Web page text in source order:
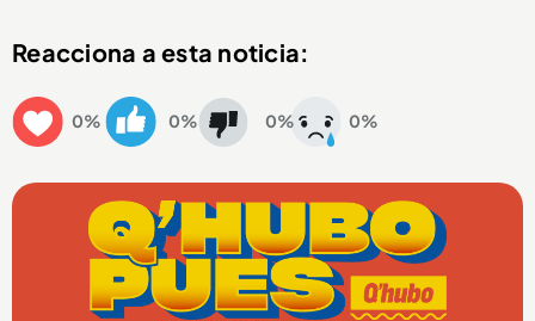
Reacciona a esta noticia:
0% 0% 0% 0%